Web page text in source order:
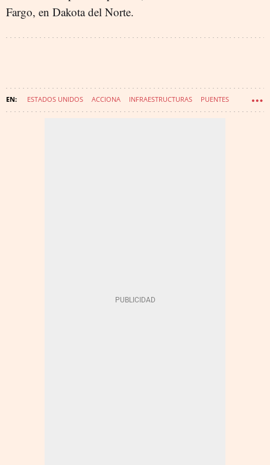
Fargo, en Dakota del Norte.
ESTADOS UNIDOS ACCIONA INFRAESTRUCTURAS PUENTES